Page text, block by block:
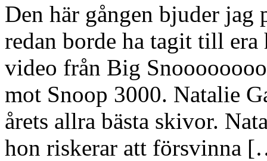
Den här gången bjuder jag
redan borde ha tagit till
video från Big
mot Snoop 3000. Natalie
årets allra bästa skivor.
hon riskerar att försvinna